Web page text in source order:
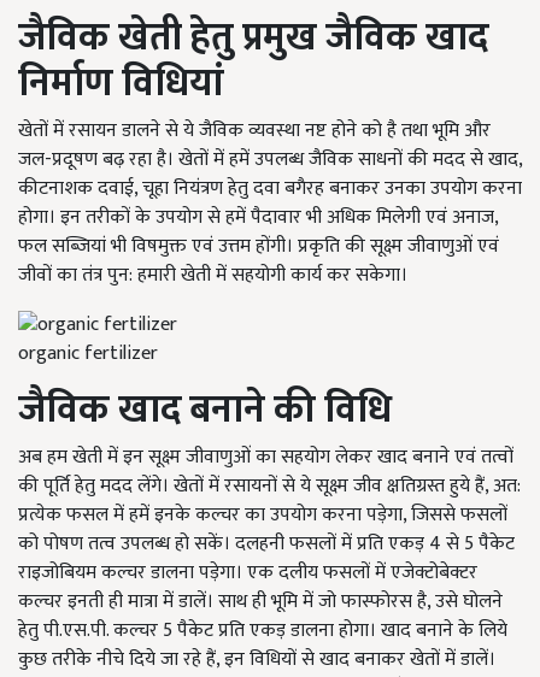
जैविक खेती हेतु प्रमुख जैविक खाद
निर्माण विधियां
खेतों में रसायन डालने से ये जैविक व्यवस्था नष्ट होने को है तथा भूमि और
जल-प्रदूषण बढ़ रहा है। खेतों में हमें उपलब्ध जैविक साधनों की मदद से खाद,
कीटनाशक दवाई, चूहा नियंत्रण हेतु दवा बगैरह बनाकर उनका उपयोग करना
होगा। इन तरीकों के उपयोग से हमें पैदावार भी अधिक मिलेगी एवं अनाज,
फल सब्जियां भी विषमुक्त एवं उत्तम होंगी। प्रकृति की सूक्ष्म जीवाणुओं एवं
जीवों का तंत्र पुन: हमारी खेती में सहयोगी कार्य कर सकेगा।
organic fertilizer
जैविक खाद बनाने की विधि
अब हम खेती में इन सूक्ष्म जीवाणुओं का सहयोग लेकर खाद बनाने एवं तत्वों
की पूर्ति हेतु मदद लेंगे। खेतों में रसायनों से ये सूक्ष्म जीव क्षतिग्रस्त हुये हैं, अत:
प्रत्येक फसल में हमें इनके कल्चर का उपयोग करना पड़ेगा, जिससे फसलों
को पोषण तत्व उपलब्ध हो सकें। दलहनी फसलों में प्रति एकड़ 4 से 5 पैकेट
राइजोबियम कल्चर डालना पड़ेगा। एक दलीय फसलों में एजेक्टोबेक्टर
कल्चर इनती ही मात्रा में डालें। साथ ही भूमि में जो फास्फोरस है, उसे घोलने
हेतु पी.एस.पी. कल्चर 5 पैकेट प्रति एकड़ डालना होगा। खाद बनाने के लिये
कुछ तरीके नीचे दिये जा रहे हैं, इन विधियों से खाद बनाकर खेतों में डालें।